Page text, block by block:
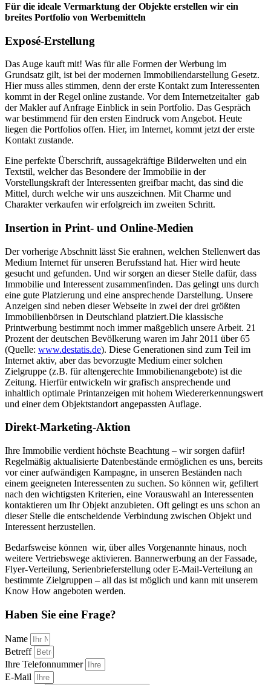
Für die ideale Vermarktung der Objekte erstellen wir ein
breites Portfolio von Werbemitteln
Exposé-Erstellung
Das Auge kauft mit! Was für alle Formen der Werbung im
Grundsatz gilt, ist bei der modernen Immobiliendarstellung Gesetz.
Hier muss alles stimmen, denn der erste Kontakt zum Interessenten
kommt in der Regel online zustande. Vor dem Internetzeitalter gab
der Makler auf Anfrage Einblick in sein Portfolio. Das Gespräch
war bestimmend für den ersten Eindruck vom Angebot. Heute
liegen die Portfolios offen. Hier, im Internet, kommt jetzt der erste
Kontakt zustande.
Eine perfekte Überschrift, aussagekräftige Bilderwelten und ein
Textstil, welcher das Besondere der Immobilie in der
Vorstellungskraft der Interessenten greifbar macht, das sind die
Mittel, durch welche wir uns auszeichnen. Mit Charme und
Charakter verkaufen wir erfolgreich im zweiten Schritt.
Insertion in Print- und Online-Medien
Der vorherige Abschnitt lässt Sie erahnen, welchen Stellenwert das
Medium Internet für unseren Berufsstand hat. Hier wird heute
gesucht und gefunden. Und wir sorgen an dieser Stelle dafür, dass
Immobilie und Interessent zusammenfinden. Das gelingt uns durch
eine gute Platzierung und eine ansprechende Darstellung. Unsere
Anzeigen sind neben dieser Webseite in zwei der drei größten
Immobilienbörsen in Deutschland platziert.Die klassische
Printwerbung bestimmt noch immer maßgeblich unsere Arbeit. 21
Prozent der deutschen Bevölkerung waren im Jahr 2011 über 65
(Quelle: www.destatis.de). Diese Generationen sind zum Teil im
Internet aktiv, aber das bevorzugte Medium einer solchen
Zielgruppe (z.B. für altengerechte Immobilienangebote) ist die
Zeitung. Hierfür entwickeln wir grafisch ansprechende und
inhaltlich optimale Printanzeigen mit hohem Wiedererkennungswert
und einer dem Objektstandort angepassten Auflage.
Direkt-Marketing-Aktion
Ihre Immobilie verdient höchste Beachtung – wir sorgen dafür!
Regelmäßig aktualisierte Datenbestände ermöglichen es uns, bereits
vor einer aufwändigen Kampagne, in unseren Beständen nach
einem geeigneten Interessenten zu suchen. So können wir, gefiltert
nach den wichtigsten Kriterien, eine Vorauswahl an Interessenten
kontaktieren um Ihr Objekt anzubieten. Oft gelingt es uns schon an
dieser Stelle die entscheidende Verbindung zwischen Objekt und
Interessent herzustellen.
Bedarfsweise können wir, über alles Vorgenannte hinaus, noch
weitere Vertriebswege aktivieren. Bannerwerbung an der Fassade,
Flyer-Verteilung, Serienbrieferstellung oder E-Mail-Verteilung an
bestimmte Zielgruppen – all das ist möglich und kann mit unserem
Know How angeboten werden.
Haben Sie eine Frage?
Name
Betreff
Ihre Telefonnummer
E-Mail